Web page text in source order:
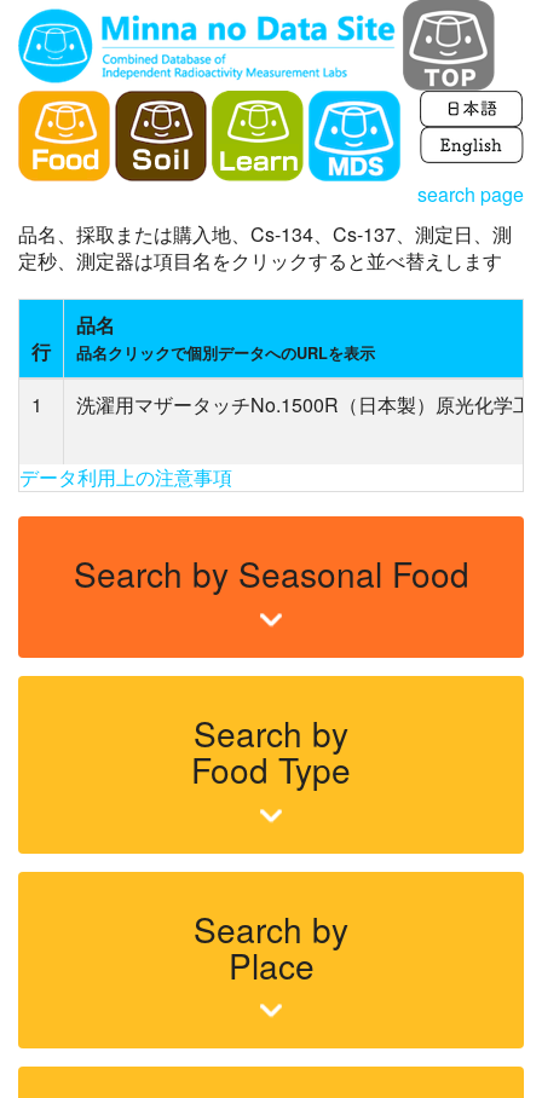
search page
品名、採取または購入地、Cs-134、Cs-137、測定日、測
定秒、測定器は項目名をクリックすると並べ替えします
行
品名
品名クリックで個別データへのURLを表示
1 洗濯用マザータッチNo.1500R（日本製）原光化学工
データ利用上の注意事項
Search by Seasonal Food
Search by
Food Type
Search by
Place